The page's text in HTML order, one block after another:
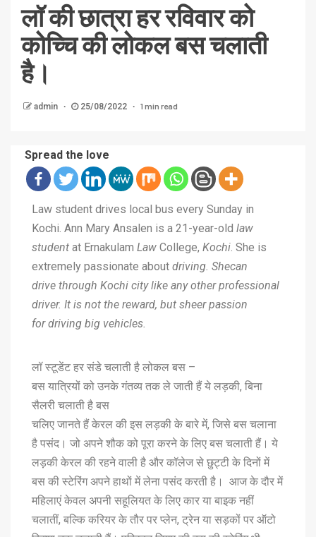
लॉ की छात्रा हर रविवार को
कोच्चि की लोकल बस चलाती
है।
admin 25/08/2022 1 min read
Spread the love
Law student drives local bus every Sunday in
Kochi. Ann Mary Ansalen is a 21-year-old law
student at Ernakulam Law College, Kochi . She is
extremely passionate about driving. Shecan
drive through Kochi city like any other professional
driver. It is not the reward, but sheer passion
for driving big vehicles.
लॉ स्टूडेंट हर संडे चलाती है लोकल बस –
बस यात्रियों को उनके गंतव्य तक ले जाती हैं ये लड़की, बिना
सैलरी चलाती है बस
चलिए जानते हैं केरल की इस लड़की के बारे में, जिसे बस चलाना
है पसंद। जो अपने शौक को पूरा करने के लिए बस चलाती हैं। ये
लड़की केरल की रहने वाली है और कॉलेज से छुट्टी के दिनों में
बस की स्टेरिंग अपने हाथों में लेना पसंद करती है। आज के दौर में
महिलाएं केवल अपनी सहूलियत के लिए कार या बाइक नहीं
चलातीं, बल्कि करियर के तौर पर प्लेन, ट्रेन या सड़कों पर ऑटो